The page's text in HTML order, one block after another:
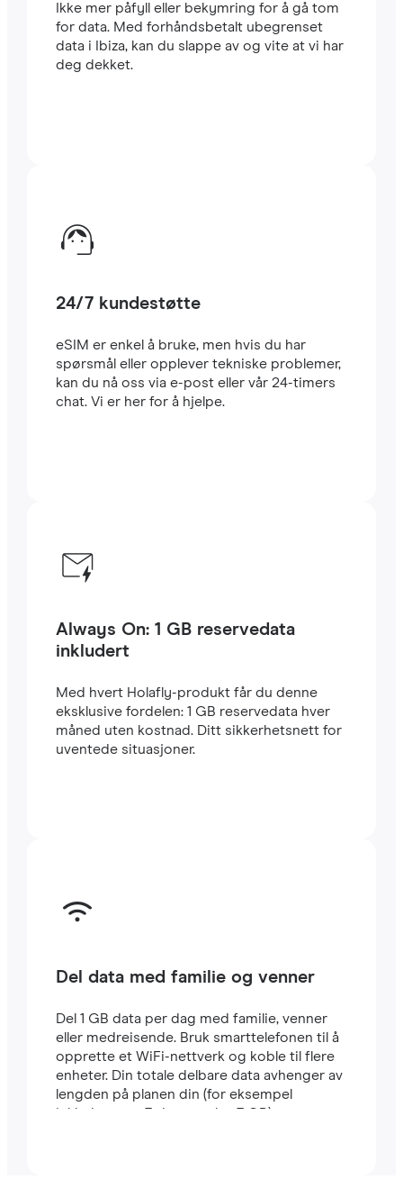
Ikke mer påfyll eller bekymring for å gå tom
for data. Med forhåndsbetalt ubegrenset
data i Ibiza, kan du slappe av og vite at vi har
deg dekket.
24/7 kundestøtte
eSIM er enkel å bruke, men hvis du har
spørsmål eller opplever tekniske problemer,
kan du nå oss via e-post eller vår 24-timers
chat. Vi er her for å hjelpe.
Always On: 1 GB reservedata
inkludert
Med hvert Holafly-produkt får du denne
eksklusive fordelen: 1 GB reservedata hver
måned uten kostnad. Ditt sikkerhetsnett for
uventede situasjoner.
Del data med familie og venner
Del 1 GB data per dag med familie, venner
eller medreisende. Bruk smarttelefonen til å
opprette et WiFi-nettverk og koble til flere
enheter. Din totale delbare data avhenger av
lengden på planen din (for eksempel
inkluderer en 7-dagers plan 7 GB).